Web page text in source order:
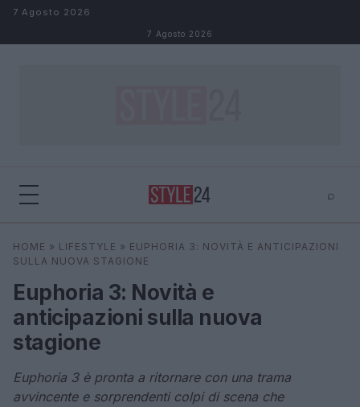
Salta al contenuto
7 Agosto 2026
7 Agosto 2026
⌕
Cerca ⌕ ×
HOME » LIFESTYLE » EUPHORIA 3: NOVITÀ E ANTICIPAZIONI
SULLA NUOVA STAGIONE
Euphoria 3: Novità e
anticipazioni sulla nuova
stagione
Euphoria 3 è pronta a ritornare con una trama
avvincente e sorprendenti colpi di scena che